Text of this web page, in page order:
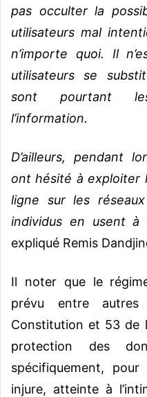
pas occulter la
utilisateurs mal
n’importe quoi. Il
utilisateurs se
sont pourtant
l’information.
D’ailleurs, pendant
ont hésité à exploiter
ligne sur les
individus en usent à
expliqué Remis
Il noter que le
prévu entre
Constitution et 53 de
protection des
spécifiquement,
injure, atteinte à